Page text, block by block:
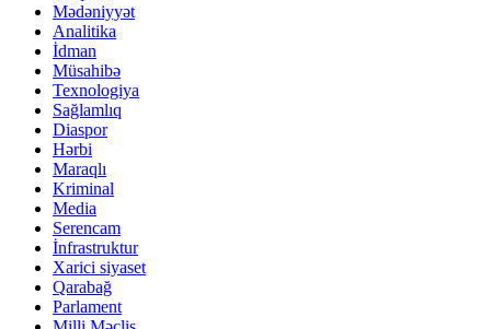
Mədəniyyət
Analitika
İdman
Müsahibə
Texnologiya
Sağlamlıq
Diaspor
Hərbi
Maraqlı
Kriminal
Media
Serencam
İnfrastruktur
Xarici siyaset
Qarabağ
Parlament